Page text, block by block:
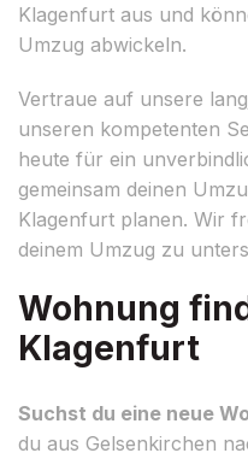
Klagenfurt aus und
Umzug abwickeln.
Vertraue auf unsere
unseren kompetenten
heute für ein
gemeinsam deinen
Klagenfurt planen. Wir
deinem Umzug zu
Wohnung
Klagenfurt
Suchst du eine neue
du aus Gelsenkirchen